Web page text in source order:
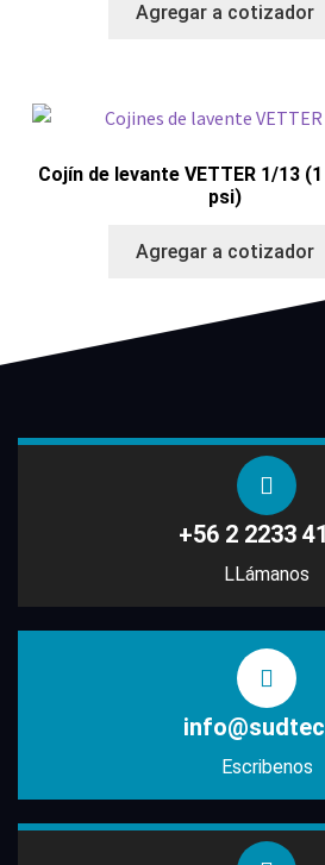
Agregar a cotizador
Cojín de levante VETTER 1/13
psi)
Agregar a cotizador
+56 2 2233
LLámanos
Escribenos